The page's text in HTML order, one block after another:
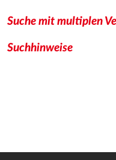
Suche mit multiplen
Suchhinweise